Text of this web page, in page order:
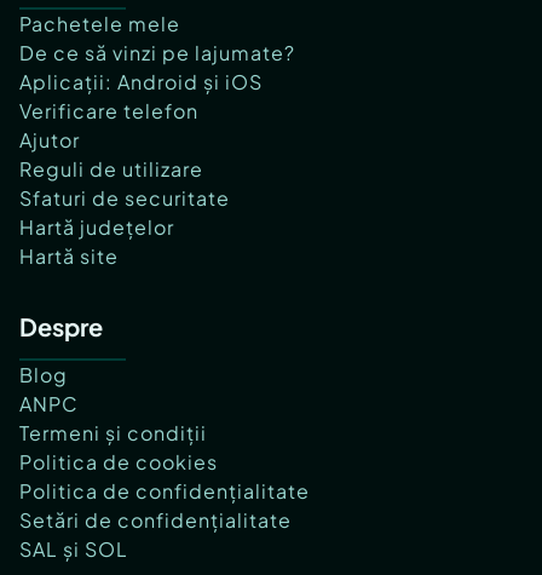
Pachetele mele
De ce să vinzi pe lajumate?
Aplicații: Android și iOS
Verificare telefon
Ajutor
Reguli de utilizare
Sfaturi de securitate
Hartă județelor
Hartă site
Despre
Blog
ANPC
Termeni și condiții
Politica de cookies
Politica de confidențialitate
Setări de confidențialitate
SAL și SOL